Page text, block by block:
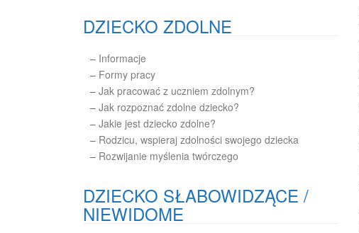
DZIECKO ZDOLNE
– Informacje
– Formy pracy
– Jak pracować z uczniem zdolnym?
– Jak rozpoznać zdolne dziecko?
– Jakie jest dziecko zdolne?
– Rodzicu, wspieraj zdolności swojego dziecka
– Rozwijanie myślenia twórczego
DZIECKO SŁABOWIDZĄCE /
NIEWIDOME